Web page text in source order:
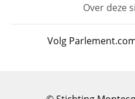
Footer
Over deze
Volg